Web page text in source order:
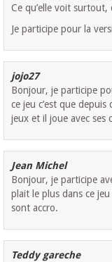
Ce qu’elle voit surtout,
Je participe pour la
jojo27
Bonjour, je participe
ce jeu c’est que depuis
jeux et il joue avec ses
Jean Michel
Bonjour, je participe
plait le plus dans ce
sont accro.
Teddy gareche